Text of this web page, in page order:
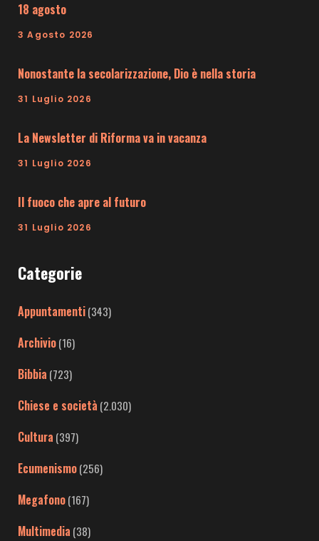
18 agosto
3 Agosto 2026
Nonostante la secolarizzazione, Dio è nella storia
31 Luglio 2026
La Newsletter di Riforma va in vacanza
31 Luglio 2026
Il fuoco che apre al futuro
31 Luglio 2026
Categorie
Appuntamenti(343)
Archivio(16)
Bibbia (723)
Chiese e società (2.030)
Cultura (397)
Ecumenismo(256)
Megafono(167)
Multimedia (38)